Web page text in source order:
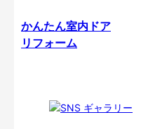
かんたん室内ドア
リフォーム